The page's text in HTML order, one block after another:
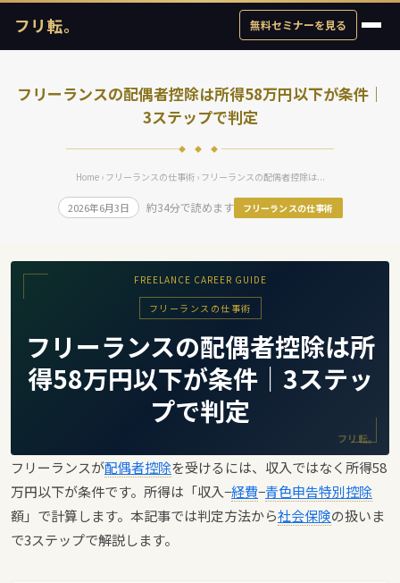
フリ転。 無料セミナーを見る
フリーランスの配偶者控除は所得58万円以下が条件｜
3ステップで判定
◆ ◆ ◆
Home› フリーランスの仕事術› フリーランスの配偶者控除は...
2026年6月3日 約34分で読めます フリーランスの仕事術
FREELANCE CAREER GUIDE
フリーランスの仕事術
フリーランスの配偶者控除は所
得58万円以下が条件｜3ステッ
プで判定
フリ転。
フリーランスが配偶者控除を受けるには、収入ではなく所得58
万円以下が条件です。所得は「収入−経費−青色申告特別控除
額」で計算します。本記事では判定方法から社会保険の扱いま
で3ステップで解説します。